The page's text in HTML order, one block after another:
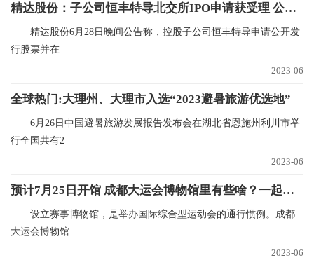
精达股份：子公司恒丰特导北交所IPO申请获受理 公司持有80.69%股份
精达股份6月28日晚间公告称，控股子公司恒丰特导申请公开发
行股票并在
2023-06
全球热门:大理州、大理市入选“2023避暑旅游优选地”
6月26日中国避暑旅游发展报告发布会在湖北省恩施州利川市举
行全国共有2
2023-06
预计7月25日开馆 成都大运会博物馆里有些啥？一起来看-全球快资讯
设立赛事博物馆，是举办国际综合型运动会的通行惯例。成都
大运会博物馆
2023-06